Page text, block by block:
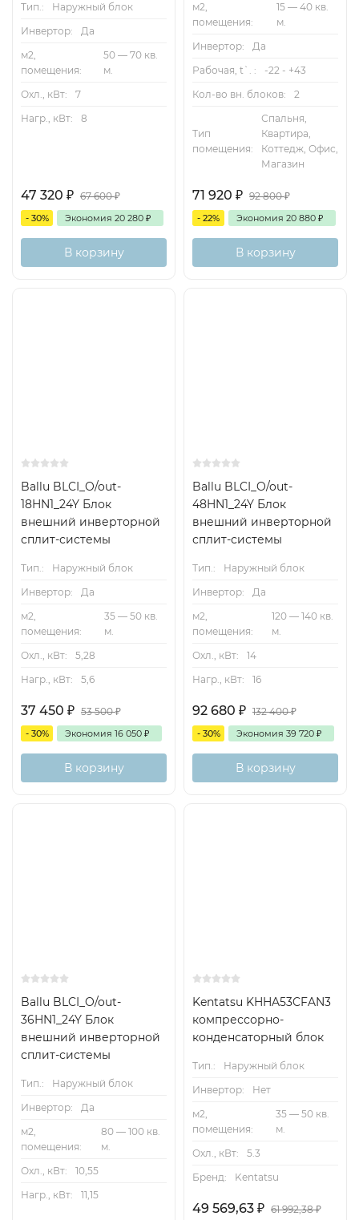
Тип.:
Наружный блок
Инвертор:
Да
м2,
помещения:
50 — 70 кв.
м.
Охл., кВт:
7
Нагр., кВт:
8
47 320 ₽ 67 600₽
- 30% Экономия 20 280 ₽
В корзину
м2,
помещения:
15 — 40 кв.
м.
Инвертор:
Да
Рабочая, t`. :
-22 - +43
Кол-во вн. блоков:
2
Тип
помещения:
Спальня,
Квартира,
Коттедж, Офис,
Магазин
71 920 ₽ 92 800₽
- 22% Экономия 20 880 ₽
В корзину
Ballu BLCI_O/out-
18HN1_24Y Блок
внешний инверторной
сплит-системы
Тип.:
Наружный блок
Инвертор:
Да
м2,
помещения:
35 — 50 кв.
м.
Охл., кВт:
5,28
Нагр., кВт:
5,6
37 450 ₽ 53 500₽
- 30% Экономия 16 050 ₽
В корзину
Ballu BLCI_O/out-
48HN1_24Y Блок
внешний инверторной
сплит-системы
Тип.:
Наружный блок
Инвертор:
Да
м2,
помещения:
120 — 140 кв.
м.
Охл., кВт:
14
Нагр., кВт:
16
92 680 ₽ 132 400₽
- 30% Экономия 39 720 ₽
В корзину
Ballu BLCI_O/out-
36HN1_24Y Блок
внешний инверторной
сплит-системы
Тип.:
Наружный блок
Инвертор:
Да
м2,
помещения:
80 — 100 кв.
м.
Охл., кВт:
10,55
Нагр., кВт:
11,15
Kentatsu KHHA53CFAN3
компрессорно-
конденсаторный блок
Тип.:
Наружный блок
Инвертор:
Нет
м2,
помещения:
35 — 50 кв.
м.
Охл., кВт:
5.3
Бренд:
Kentatsu
49 569,63 ₽ 61 992,38₽